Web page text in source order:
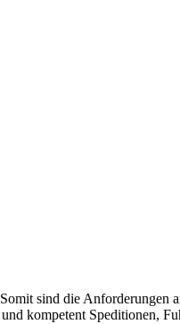
sind die
kompetent Speditionen,